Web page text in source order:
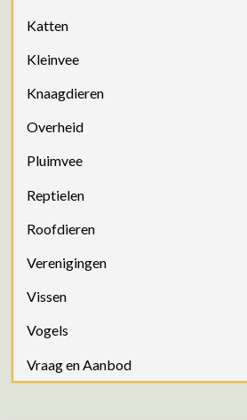
Katten
Kleinvee
Knaagdieren
Overheid
Pluimvee
Reptielen
Roofdieren
Verenigingen
Vissen
Vogels
Vraag en Aanbod